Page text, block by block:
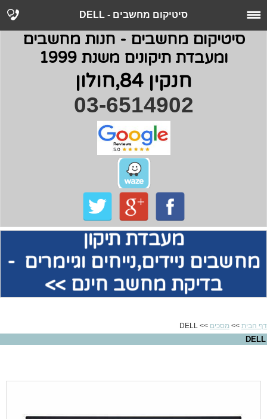
סיטיקום מחשבים - DELL
סיטיקום מחשבים - חנות מחשבים
ומעבדת תיקונים משנת 1999
חנקין 84,חולון
03-6514902
מעבדת תיקון
מחשבים ניידים,נייחים וגיימרים -
בדיקת מחשב חינם >>
דף הבית >> מסכים >> DELL
DELL